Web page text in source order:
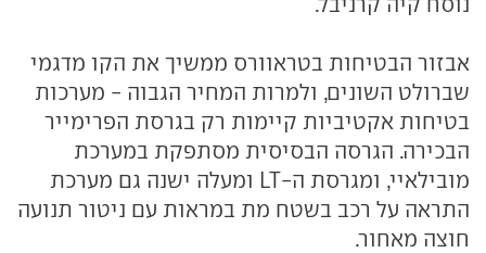
אבזור הבטיחות בטראוורס ממשיך את הקו מדגמי
שברולט השונים, ולמרות המחיר הגבוה - מערכות
בטיחות אקטיביות קיימות רק בגרסת הפרימייר
הבכירה. הגרסה הבסיסית מסתפקת במערכת
מובילאיי, ומגרסת ה-LT ומעלה ישנה גם מערכת
התראה על רכב בשטח מת במראות עם ניטור תנועה
חוצה מאחור.